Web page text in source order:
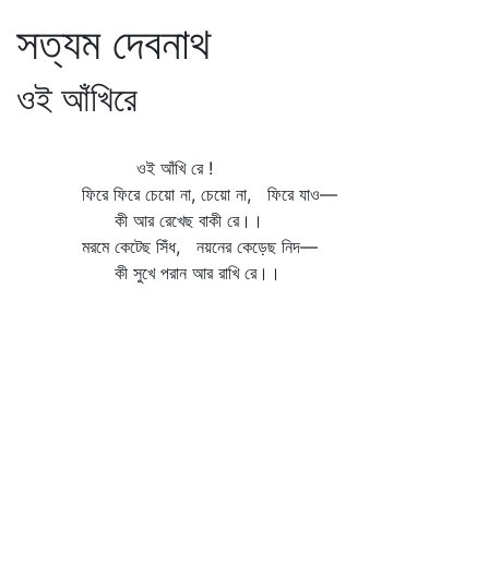
সত্যম দেবনাথ
ওই আঁখিরে
ওই আঁখি রে !
ফিরে ফিরে চেয়ো না, চেয়ো না, ফিরে যাও—
কী আর রেখেছ বাকী রে।।
মরমে কেটেছ সিঁধ, নয়নের কেড়েছ নিদ—
কী সুখে পরান আর রাখি রে।।